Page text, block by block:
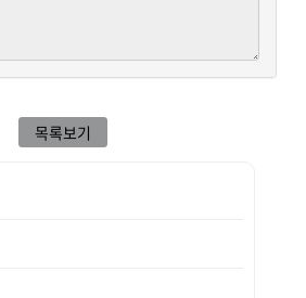
목록보기